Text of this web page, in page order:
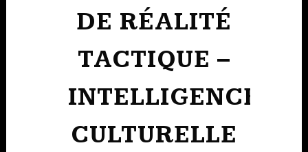
DE RÉALITÉ
TACTIQUE –
INTELLIGENCE
CULTURELLE